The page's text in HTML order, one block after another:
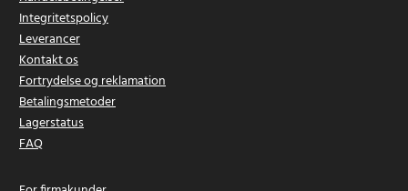
Integritetspolicy
Leverancer
Kontakt os
Fortrydelse og reklamation
Betalingsmetoder
Lagerstatus
FAQ